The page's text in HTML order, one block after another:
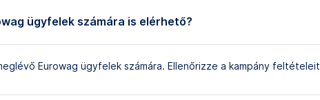
ügyfelek számára is elérhető?
Eurowag ügyfelek számára. Ellenőrizze a kampány feltételeit